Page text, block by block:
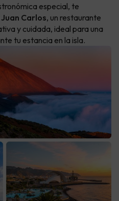
especial, te
Juan Carlos, un restaurante
y cuidada, ideal para una
tu estancia en la isla.